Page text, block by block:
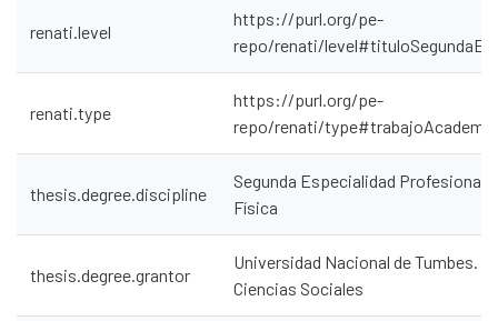
renati.level
https://purl.org/pe-
repo/renati/
renati.type
https://purl.org/pe-
repo/renati/
thesis.degree.discipline
Segunda Especialidad Profesional
Física
thesis.degree.grantor
Universidad Nacional de Tumbes.
Ciencias Sociales